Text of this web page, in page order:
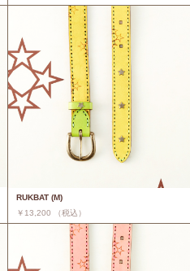
RUKBAT (M)
￥13,200 （税込）